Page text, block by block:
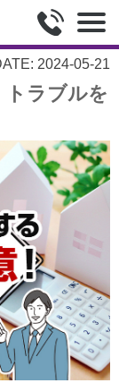
2024-05-21
トラブルを